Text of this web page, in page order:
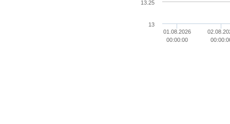
01.08.2026
00:00:00
13
13.25